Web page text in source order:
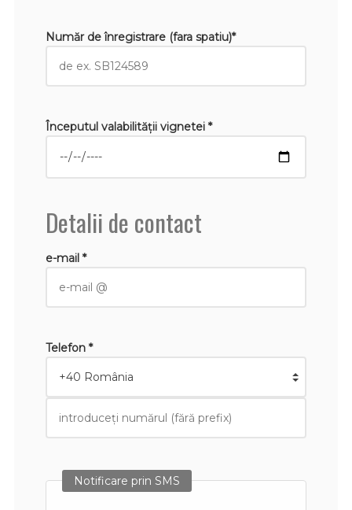
Număr de înregistrare (fara spatiu)*
Începutul valabilităţii vignetei *
Detalii de contact
e-mail *
Telefon *
Notificare prin SMS